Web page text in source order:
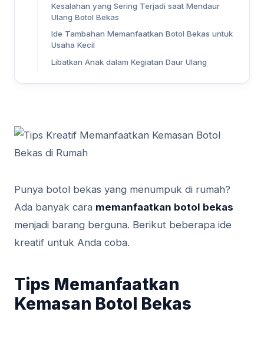
Kesalahan yang Sering Terjadi saat Mendaur
Ulang Botol Bekas
Ide Tambahan Memanfaatkan Botol Bekas untuk
Usaha Kecil
Libatkan Anak dalam Kegiatan Daur Ulang
Punya botol bekas yang menumpuk di rumah?
Ada banyak cara memanfaatkan botol bekas
menjadi barang berguna. Berikut beberapa ide
kreatif untuk Anda coba.
Tips Memanfaatkan
Kemasan Botol Bekas